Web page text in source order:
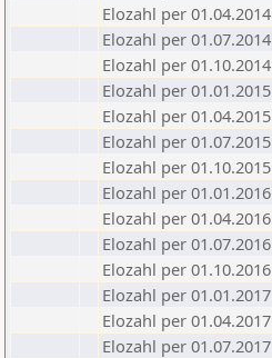
Elozahl per 01.04.2014
Elozahl per 01.07.2014
Elozahl per 01.10.2014
Elozahl per 01.01.2015
Elozahl per 01.04.2015
Elozahl per 01.07.2015
Elozahl per 01.10.2015
Elozahl per 01.01.2016
Elozahl per 01.04.2016
Elozahl per 01.07.2016
Elozahl per 01.10.2016
Elozahl per 01.01.2017
Elozahl per 01.04.2017
Elozahl per 01.07.2017